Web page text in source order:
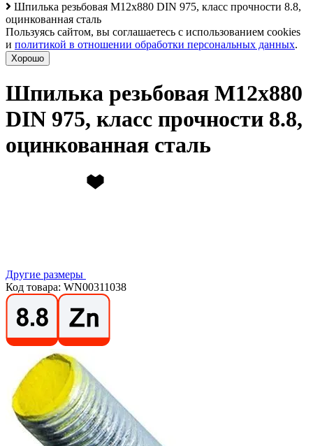
Шпилька резьбовая М12х880 DIN 975, класс прочности 8.8,
оцинкованная сталь
Пользуясь сайтом, вы соглашаетесь с использованием cookies
и политикой в отношении обработки персональных данных.
Хорошо
Шпилька резьбовая М12х880
DIN 975, класс прочности 8.8,
оцинкованная сталь
Другие размеры
Код товара: WN00311038